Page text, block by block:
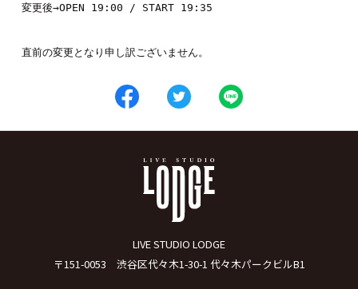
変更後→OPEN 19:00 / START 19:35
直前の変更となり申し訳ございません。
LIVE STUDIO LODGE
〒151-0053 渋谷区代々木1-30-1 代々木パークビルB1